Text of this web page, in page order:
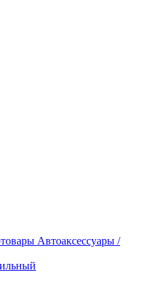
Автоаксессуары /